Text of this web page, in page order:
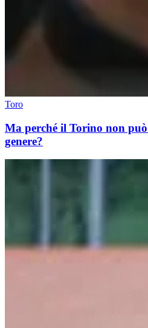
Toro
Ma perché il Torino non
genere?